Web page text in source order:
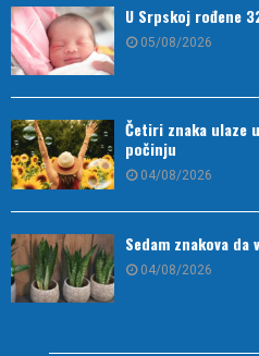
U Srpskoj rođene
05/08/2026
Četiri znaka ulaze
počinju
04/08/2026
Sedam znakova
04/08/2026